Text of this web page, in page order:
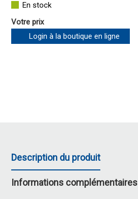
En stock
Votre prix
Login à la boutique en ligne
Description du produit
Informations complémentaires